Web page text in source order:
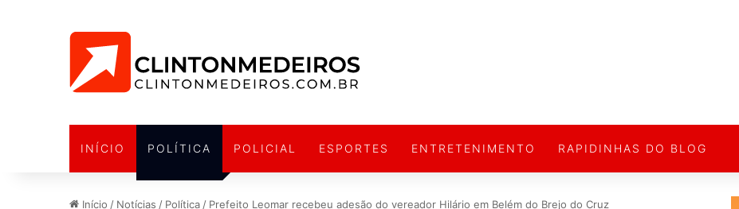
INÍCIO POLÍTICA POLICIAL ESPORTES ENTRETENIMENTO RAPIDINHAS DO BLOG
Início / Notícias / Política / Prefeito Leomar recebeu adesão do vereador Hilário em Belém do Brejo do Cruz